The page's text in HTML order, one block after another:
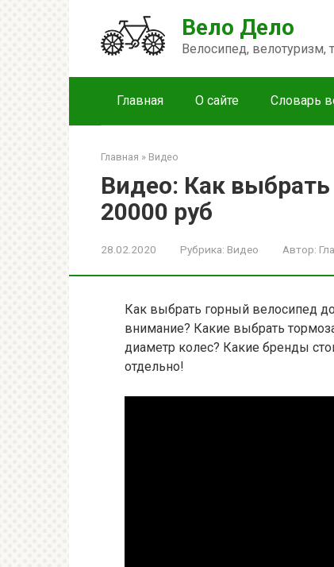
Вело Дело
Велосипед, велотуризм,
Главная О сайте Словарь
Главная » Видео
Видео: Как
20000 руб
28.02.2020 Рубрика: Видео Автор:
Как выбрать горный велосипед
внимание? Какие выбрать
диаметр колес? Какие бренды
отдельно!